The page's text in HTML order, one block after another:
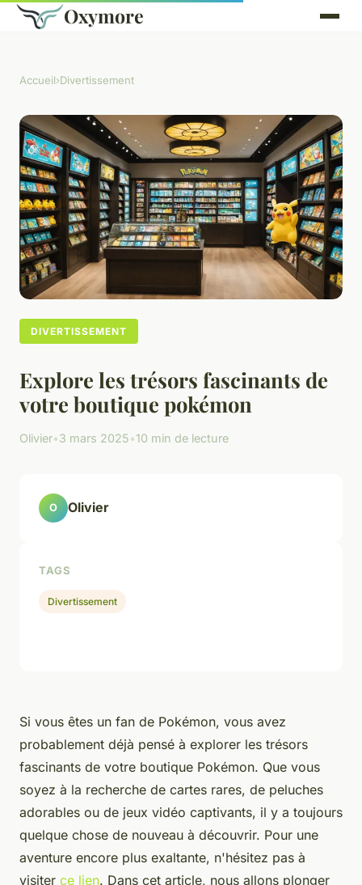
Oxymore
Accueil›Divertissement
DIVERTISSEMENT
Explore les trésors fascinants de
votre boutique pokémon
Olivier•3 mars 2025•10 min de lecture
Si vous êtes un fan de Pokémon, vous avez
probablement déjà pensé à explorer les trésors
fascinants de votre boutique Pokémon. Que vous
soyez à la recherche de cartes rares, de peluches
adorables ou de jeux vidéo captivants, il y a toujours
quelque chose de nouveau à découvrir. Pour une
aventure encore plus exaltante, n'hésitez pas à
visiter ce lien. Dans cet article, nous allons plonger
O Olivier
TAGS
Divertissement